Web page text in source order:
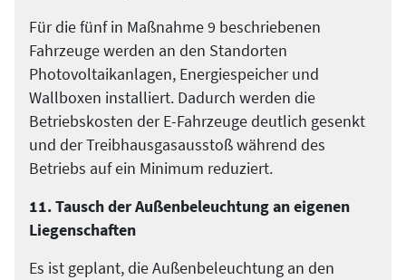
Für die fünf in Maßnahme 9 beschriebenen
Fahrzeuge werden an den Standorten
Photovoltaikanlagen, Energiespeicher und
Wallboxen installiert. Dadurch werden die
Betriebskosten der E-Fahrzeuge deutlich gesenkt
und der Treibhausgasausstoß während des
Betriebs auf ein Minimum reduziert.
11. Tausch der Außenbeleuchtung an eigenen
Liegenschaften
Es ist geplant, die Außenbeleuchtung an den